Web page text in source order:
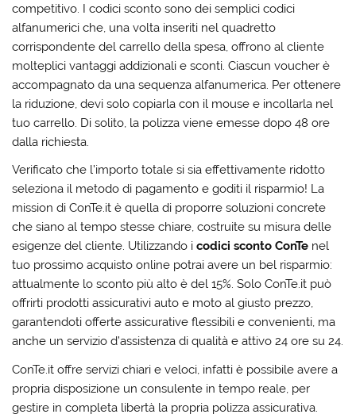
competitivo. I codici sconto sono dei semplici codici
alfanumerici che, una volta inseriti nel quadretto
corrispondente del carrello della spesa, offrono al cliente
molteplici vantaggi addizionali e sconti. Ciascun voucher è
accompagnato da una sequenza alfanumerica. Per ottenere
la riduzione, devi solo copiarla con il mouse e incollarla nel
tuo carrello. Di solito, la polizza viene emesse dopo 48 ore
dalla richiesta.
Verificato che l’importo totale si sia effettivamente ridotto
seleziona il metodo di pagamento e goditi il risparmio! La
mission di ConTe.it è quella di proporre soluzioni concrete
che siano al tempo stesse chiare, costruite su misura delle
esigenze del cliente. Utilizzando icodici sconto ConTe nel
tuo prossimo acquisto online potrai avere un bel risparmio:
attualmente lo sconto più alto è del 15%. Solo ConTe.it può
offrirti prodotti assicurativi auto e moto al giusto prezzo,
garantendoti offerte assicurative flessibili e convenienti, ma
anche un servizio d’assistenza di qualità e attivo 24 ore su 24.
ConTe.it offre servizi chiari e veloci, infatti è possibile avere a
propria disposizione un consulente in tempo reale, per
gestire in completa libertà la propria polizza assicurativa.